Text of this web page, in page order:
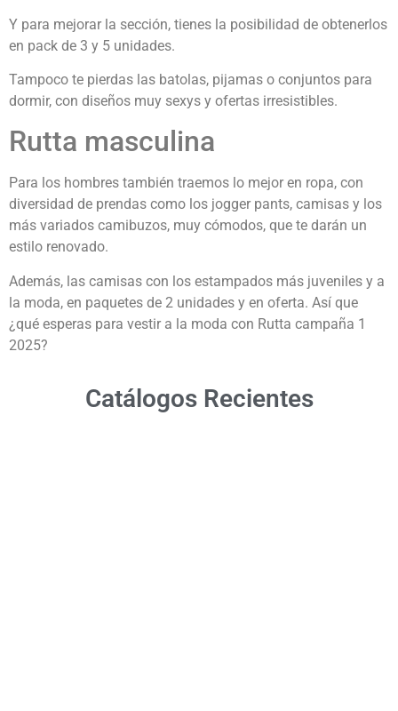
Y para mejorar la sección, tienes la posibilidad de obtenerlos
en pack de 3 y 5 unidades.
Tampoco te pierdas las batolas, pijamas o conjuntos para
dormir, con diseños muy sexys y ofertas irresistibles.
Rutta masculina
Para los hombres también traemos lo mejor en ropa, con
diversidad de prendas como los jogger pants, camisas y los
más variados camibuzos, muy cómodos, que te darán un
estilo renovado.
Además, las camisas con los estampados más juveniles y a
la moda, en paquetes de 2 unidades y en oferta. Así que
¿qué esperas para vestir a la moda con Rutta campaña 1
2025?
Catálogos Recientes